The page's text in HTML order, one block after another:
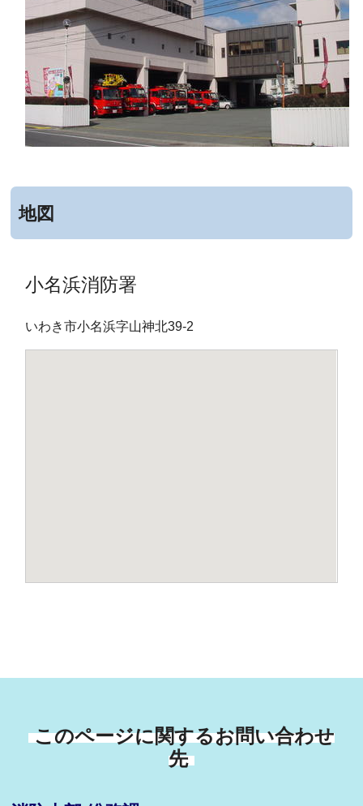
地図
小名浜消防署
いわき市小名浜字山神北39-2
このページに関するお問い合わせ
先